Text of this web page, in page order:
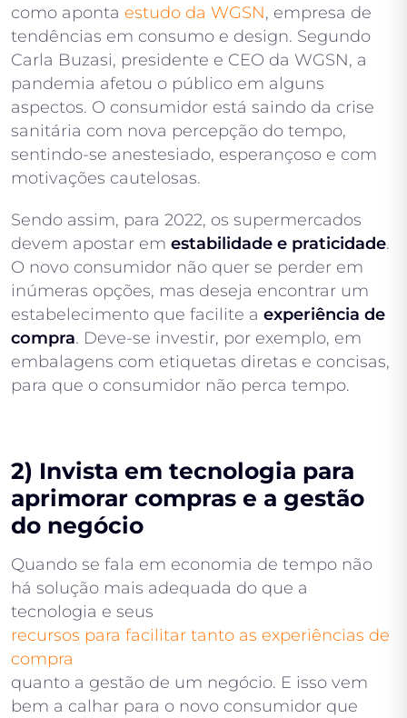
como aponta estudo da WGSN, empresa de
tendências em consumo e design. Segundo
Carla Buzasi, presidente e CEO da WGSN, a
pandemia afetou o público em alguns
aspectos. O consumidor está saindo da crise
sanitária com nova percepção do tempo,
sentindo-se anestesiado, esperançoso e com
motivações cautelosas.
Sendo assim, para 2022, os supermercados
devem apostar em estabilidade e praticidade.
O novo consumidor não quer se perder em
inúmeras opções, mas deseja encontrar um
estabelecimento que facilite a experiência de
compra. Deve-se investir, por exemplo, em
embalagens com etiquetas diretas e concisas,
para que o consumidor não perca tempo.
2) Invista em tecnologia para
aprimorar compras e a gestão
do negócio
Quando se fala em economia de tempo não
há solução mais adequada do que a
tecnologia e seus
recursos para facilitar tanto as experiências de
compra
quanto a gestão de um negócio. E isso vem
bem a calhar para o novo consumidor que